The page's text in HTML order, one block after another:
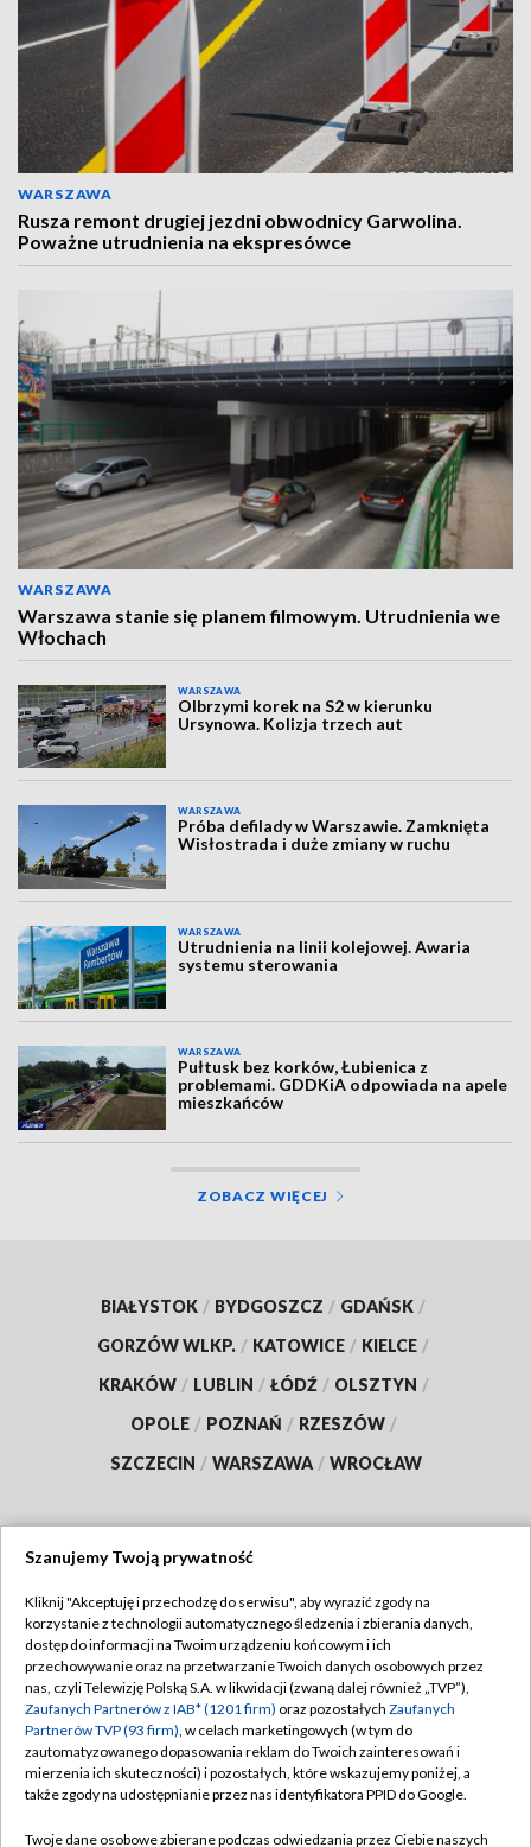
WARSZAWA
Rusza remont drugiej jezdni obwodnicy Garwolina.
Poważne utrudnienia na ekspresówce
WARSZAWA
Warszawa stanie się planem filmowym. Utrudnienia we
Włochach
WARSZAWA
Olbrzymi korek na S2 w kierunku
Ursynowa. Kolizja trzech aut
WARSZAWA
Próba defilady w Warszawie. Zamknięta
Wisłostrada i duże zmiany w ruchu
WARSZAWA
Utrudnienia na linii kolejowej. Awaria
systemu sterowania
WARSZAWA
Pułtusk bez korków, Łubienica z
problemami. GDDKiA odpowiada na apele
mieszkańców
ZOBACZ WIĘCEJ
BIAŁYSTOK / BYDGOSZCZ / GDAŃSK /
GORZÓW WLKP. / KATOWICE / KIELCE /
KRAKÓW / LUBLIN / ŁÓDŹ / OLSZTYN /
OPOLE / POZNAŃ / RZESZÓW /
SZCZECIN / WARSZAWA / WROCŁAW
TVP
Abonament TVP
Emisja w TVP
Centrum informacji TVP
Naziemna Telewizja Cyfrowa
Regulamin TVP
Polityka prywatności
Moje zgody
Pomoc
Szanujemy Twoją prywatność
Kliknij "Akceptuję i przechodzę do serwisu", aby wyrazić zgody na
korzystanie z technologii automatycznego śledzenia i zbierania danych,
dostęp do informacji na Twoim urządzeniu końcowym i ich
przechowywanie oraz na przetwarzanie Twoich danych osobowych przez
nas, czyli Telewizję Polską S.A. w likwidacji (zwaną dalej również „TVP”),
Zaufanych Partnerów z IAB* (1201 firm) oraz pozostałych Zaufanych
Partnerów TVP (93 firm), w celach marketingowych (w tym do
zautomatyzowanego dopasowania reklam do Twoich zainteresowań i
mierzenia ich skuteczności) i pozostałych, które wskazujemy poniżej, a
także zgody na udostępnianie przez nas identyfikatora PPID do Google.
Twoje dane osobowe zbierane podczas odwiedzania przez Ciebie naszych